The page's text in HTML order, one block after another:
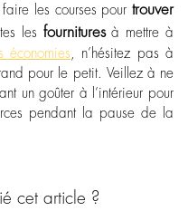
les courses pour trouver
les fournituresà mettre à
économies , n’hésitez pas à
pour le petit. Veillez à ne
un goûter à l’intérieur pour
pendant la pause de la
cet article ?